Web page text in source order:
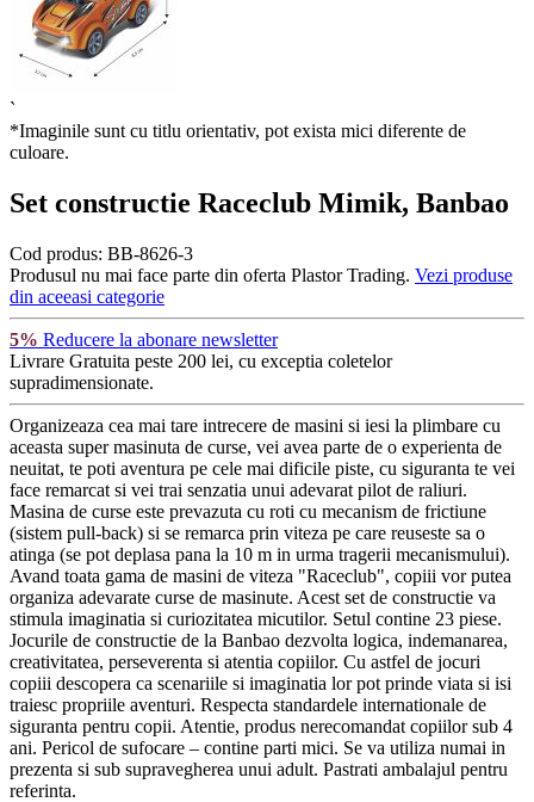
`
*Imaginile sunt cu titlu orientativ, pot exista mici diferente de
culoare.
Set constructie Raceclub Mimik, Banbao
Cod produs: BB-8626-3
Produsul nu mai face parte din oferta Plastor Trading. Vezi produse
din aceeasi categorie
5% Reducere la abonare newsletter
Livrare Gratuita peste 200 lei, cu exceptia coletelor
supradimensionate.
Organizeaza cea mai tare intrecere de masini si iesi la plimbare cu
aceasta super masinuta de curse, vei avea parte de o experienta de
neuitat, te poti aventura pe cele mai dificile piste, cu siguranta te vei
face remarcat si vei trai senzatia unui adevarat pilot de raliuri.
Masina de curse este prevazuta cu roti cu mecanism de frictiune
(sistem pull-back) si se remarca prin viteza pe care reuseste sa o
atinga (se pot deplasa pana la 10 m in urma tragerii mecanismului).
Avand toata gama de masini de viteza "Raceclub", copiii vor putea
organiza adevarate curse de masinute. Acest set de constructie va
stimula imaginatia si curiozitatea micutilor. Setul contine 23 piese.
Jocurile de constructie de la Banbao dezvolta logica, indemanarea,
creativitatea, perseverenta si atentia copiilor. Cu astfel de jocuri
copiii descopera ca scenariile si imaginatia lor pot prinde viata si isi
traiesc propriile aventuri. Respecta standardele internationale de
siguranta pentru copii. Atentie, produs nerecomandat copiilor sub 4
ani. Pericol de sufocare – contine parti mici. Se va utiliza numai in
prezenta si sub supravegherea unui adult. Pastrati ambalajul pentru
referinta.